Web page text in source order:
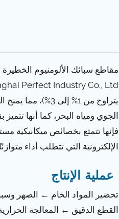
يتراوح من 1%
الجوي ومياه البحر، كما أنها
فإنها تتمتع بخصائص ميكانيكية
الإلكترونية التي تتطلب أداء
عملية الإنتاج
تحضير المواد الخام ← الصهر
القطع الدقيق ← المعالجة